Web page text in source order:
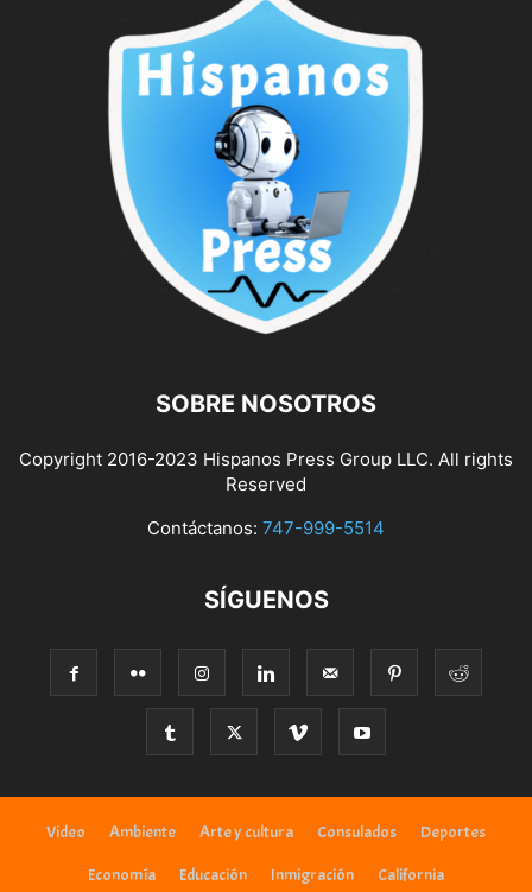
SOBRE NOSOTROS
Copyright 2016-2023 Hispanos Press Group LLC. All rights
Reserved
Contáctanos: 747-999-5514
SÍGUENOS
Video Ambiente Arte y cultura Consulados Deportes
Economía Educación Inmigración California